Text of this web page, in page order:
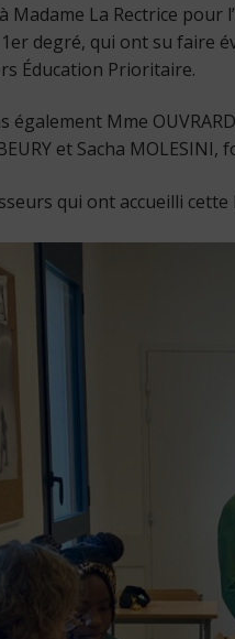
Madame La Rectrice
degré, qui ont su faire
Éducation Prioritaire.
également Mme
et Sacha MOLESINI,
qui ont accueilli cette